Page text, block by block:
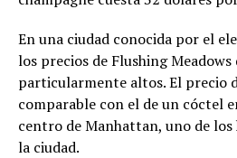
En una ciudad conocida por el
los precios de Flushing
particularmente altos. El precio
comparable con el de un cóctel
centro de Manhattan, uno de los
la ciudad.